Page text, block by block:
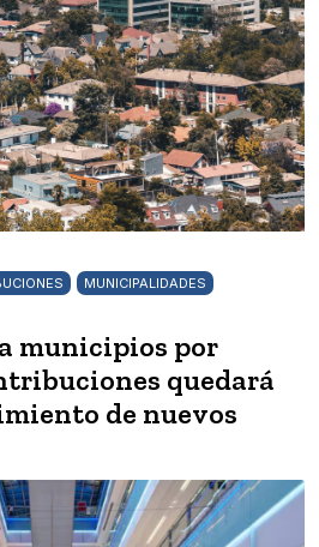
MUNICIPALIDADES
municipios por
quedará
de nuevos